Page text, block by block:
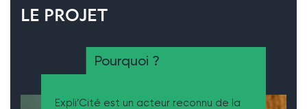
LE PROJET
Pourquoi ?
Expli’Cité est un acteur reconnu de la